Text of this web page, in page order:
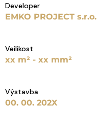
Developer
EMKO PROJECT s.r.o.
Veilikost
xx m² - xx mm²
Výstavba
00. 00. 202X